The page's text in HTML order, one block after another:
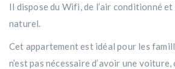
Il dispose du Wifi, de l’air conditionné
naturel.
Cet appartement est idéal pour les
n’est pas nécessaire d’avoir une